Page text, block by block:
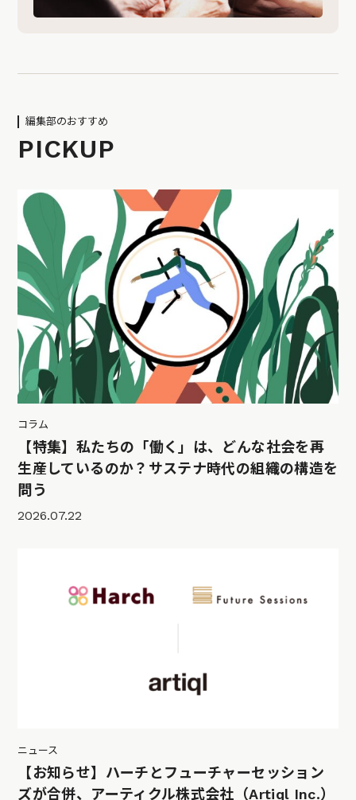
編集部のおすすめ
PICKUP
コラム
【特集】私たちの「働く」は、どんな社会を再
生産しているのか？サステナ時代の組織の構造を
問う
2026.07.22
ニュース
【お知らせ】ハーチとフューチャーセッション
ズが合併、アーティクル株式会社（Artiql Inc.）